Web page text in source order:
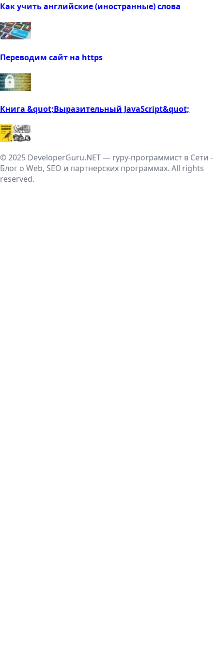
Как учить английские (иностранные) слова
Переводим сайт на https
Книга &quot;Выразительный JavaScript&quot;
© 2025 DeveloperGuru.NET — гуру-программист в Сети -
Блог о Web, SEO и партнерских программах. All rights
reserved.